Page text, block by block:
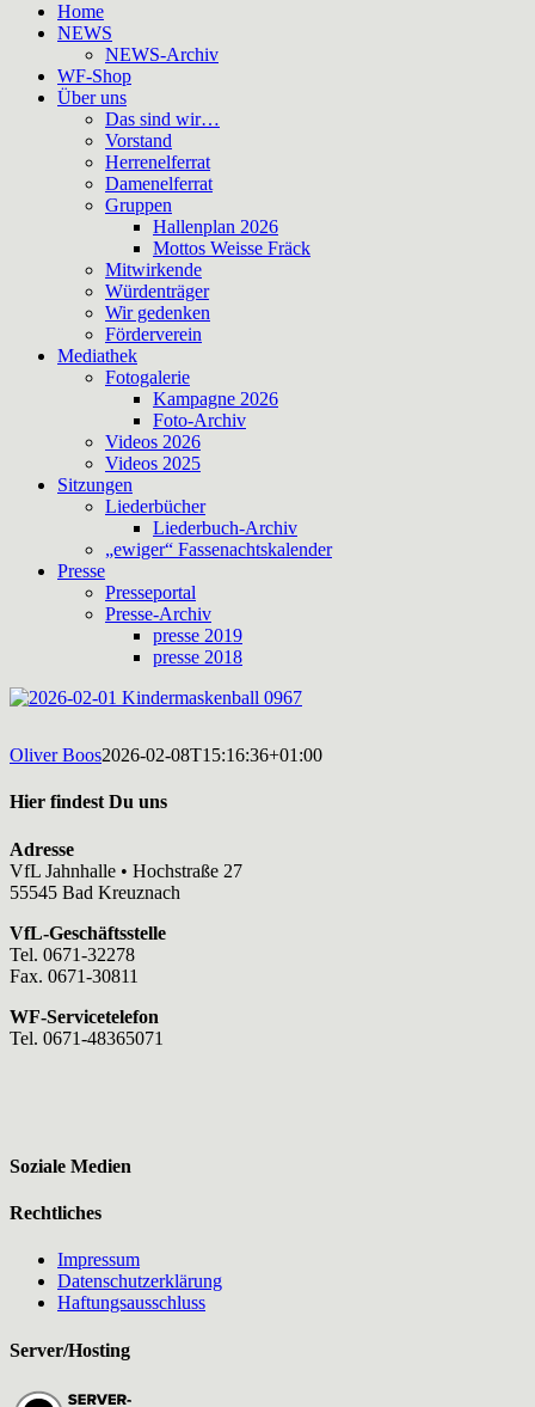
Home
NEWS
NEWS-Archiv
WF-Shop
Über uns
Das sind wir…
Vorstand
Herrenelferrat
Damenelferrat
Gruppen
Hallenplan 2026
Mottos Weisse Fräck
Mitwirkende
Würdenträger
Wir gedenken
Förderverein
Mediathek
Fotogalerie
Kampagne 2026
Foto-Archiv
Videos 2026
Videos 2025
Sitzungen
Liederbücher
Liederbuch-Archiv
„ewiger“ Fassenachtskalender
Presse
Presseportal
Presse-Archiv
presse 2019
presse 2018
Oliver Boos2026-02-08T15:16:36+01:00
Hier findest Du uns
Adresse
VfL Jahnhalle • Hochstraße 27
55545 Bad Kreuznach
VfL-Geschäftsstelle
Tel. 0671-32278
Fax. 0671-30811
WF-Servicetelefon
Tel. 0671-48365071
Soziale Medien
Rechtliches
Impressum
Datenschutzerklärung
Haftungsausschluss
Server/Hosting